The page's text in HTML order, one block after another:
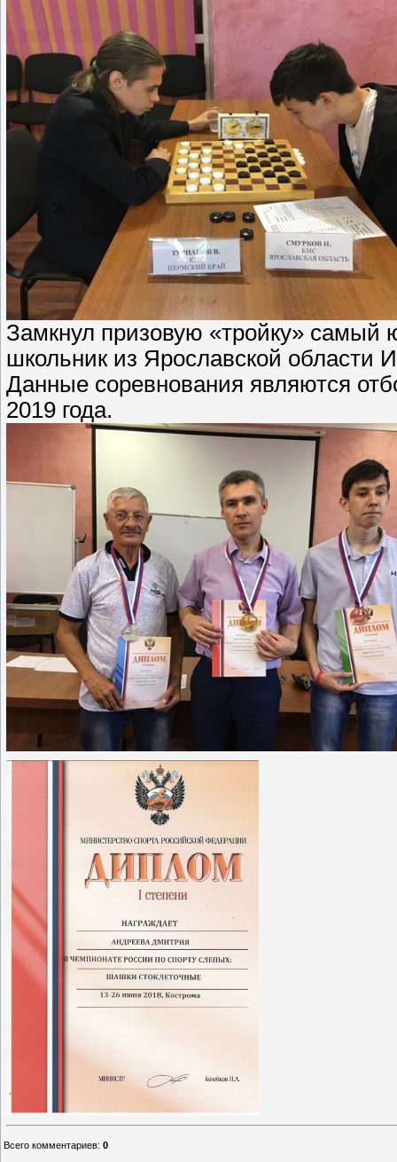
Замкнул призовую «тройку» самый
школьник из Ярославской области
Данные соревнования являются
2019 года.
Всего комментариев: 0